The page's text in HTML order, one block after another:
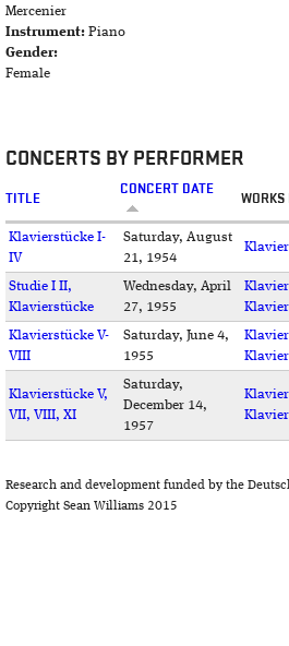
Mercenier
Instrument: Piano
Gender:
Female
CONCERTS BY PERFORMER
TITLE
CONCERT DATE
WORKS
Klavierstücke I-
IV
Saturday, August
21, 1954
Studie I II,
Klavierstücke
Wednesday, April
27, 1955
Klavierstücke V-
VIII
Saturday, June 4,
1955
Klavierstücke V,
VII, VIII, XI
Saturday,
December 14,
1957
Research and development funded by the
Copyright Sean Williams 2015